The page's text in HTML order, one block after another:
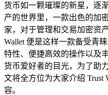
货币如一颗璀璨的新星，逐
产的世界里，一款出色的加
家，对于管理和交易加密资
Wallet 便是这样一款备受青
特性、便捷高效的操作以及
货币爱好者的目光，为了助
文将全方位为大家介绍 Trust
容。